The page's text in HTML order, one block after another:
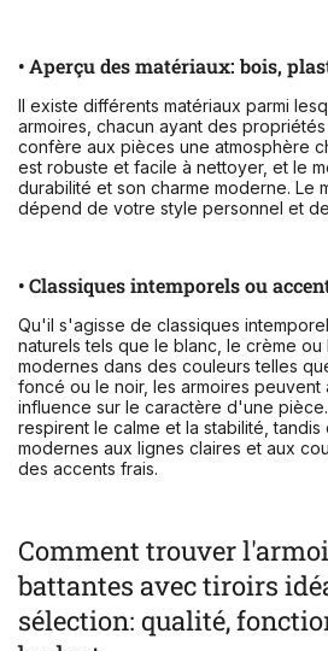
• Aperçu des matériaux: bois,
Il existe différents matériaux parmi
armoires, chacun ayant des
confère aux pièces une atmosphère
est robuste et facile à nettoyer, et le
durabilité et son charme moderne. Le
dépend de votre style personnel et
• Classiques intemporels ou
Qu'il s'agisse de classiques
naturels tels que le blanc, le crème
modernes dans des couleurs telles
foncé ou le noir, les armoires peuvent
influence sur le caractère d'une
respirent le calme et la stabilité, tandis
modernes aux lignes claires et aux
des accents frais.
Comment trouver
battantes avec tiroirs
sélection: qualité,